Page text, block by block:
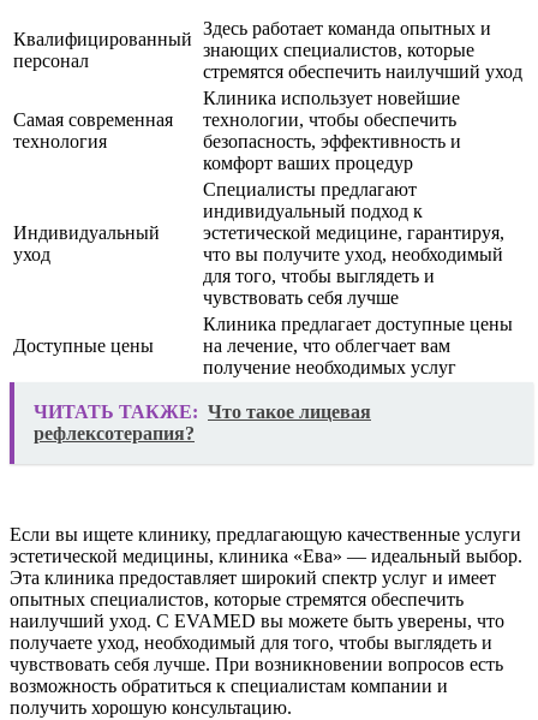
Квалифицированный
персонал
Здесь работает команда опытных и
знающих специалистов, которые
стремятся обеспечить наилучший уход
Самая современная
технология
Клиника использует новейшие
технологии, чтобы обеспечить
безопасность, эффективность и
комфорт ваших процедур
Индивидуальный
уход
Специалисты предлагают
индивидуальный подход к
эстетической медицине, гарантируя,
что вы получите уход, необходимый
для того, чтобы выглядеть и
чувствовать себя лучше
Доступные цены
Клиника предлагает доступные цены
на лечение, что облегчает вам
получение необходимых услуг
ЧИТАТЬ ТАКЖЕ: Что такое лицевая
рефлексотерапия?
Если вы ищете клинику, предлагающую качественные услуги
эстетической медицины, клиника «Ева» — идеальный выбор.
Эта клиника предоставляет широкий спектр услуг и имеет
опытных специалистов, которые стремятся обеспечить
наилучший уход. С EVAMED вы можете быть уверены, что
получаете уход, необходимый для того, чтобы выглядеть и
чувствовать себя лучше. При возникновении вопросов есть
возможность обратиться к специалистам компании и
получить хорошую консультацию.